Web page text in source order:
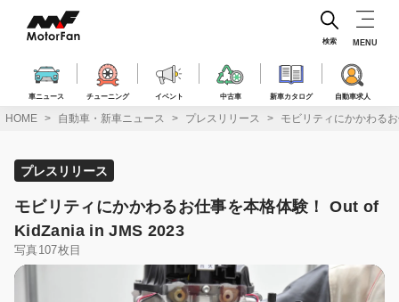
ス
車ニュース チューニング イベント 中古車 新車カタログ 自動車求人
検索 MENU
HOME 自動車・新車ニュース プレスリリース モビリティにかかわる
プレスリリース
モビリティにかかわるお仕事を本格体験！ Out of
KidZania in JMS 2023
写真107枚目